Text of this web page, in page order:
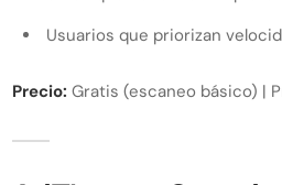
Usuarios que priorizan
Precio: Gratis (escaneo básico) |